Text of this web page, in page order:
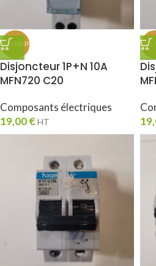
Disjoncteur 1P+N 10A
MFN720 C20
Composants électriques
19,00€HT